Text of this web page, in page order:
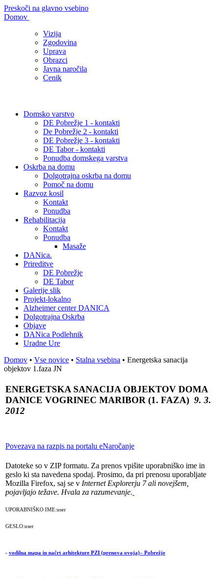
Preskoči na glavno vsebino
Domov
Vizija
Zgodovina
Uprava
Obrazci
Javna naročila
Cenik
Domsko varstvo
DE Pobrežje 1 - kontakti
De Pobrežje 2 - kontakti
DE Pobrežje 3 - kontakti
DE Tabor - kontakti
Ponudba domskega varstva
Oskrba na domu
Dolgotrajna oskrba na domu
Pomoč na domu
Razvoz kosil
Kontakt
Ponudba
Rehabilitacija
Kontakt
Ponudba
Masaže
DANica.
Prireditve
DE Pobrežje
DE Tabor
Galerije slik
Projekt-lokalno
Alzheimer center DANICA
Dolgotrajna Oskrba
Objave
DANica Podlehnik
Uradne Ure
Domov • Vse novice • Stalna vsebina • Energetska sanacija
objektov 1.faza JN
ENERGETSKA SANACIJA OBJEKTOV DOMA
DANICE VOGRINEC MARIBOR (1. FAZA) 9. 3.
2012
Povezava na razpis na portalu eNaročanje
Datoteke so v ZIP formatu. Za prenos vpišite uporabniško ime in
geslo ki sta navedena spodaj. Prosimo, da pri prenosu uporabljate
Mozilla Firefox, saj se v Internet Explorerju 7 ali novejšem,
pojavljajo težave. Hvala za razumevanje.
UPORABNIŠKO IME:user
GESLO:user
- vodilna mapa in načrt arhitekture PZI (prenova ovoja)– Pobrežje